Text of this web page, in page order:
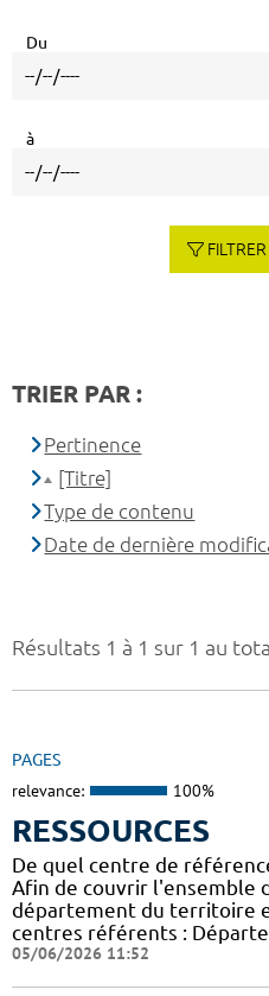
Résultats 1 à 1 sur 1 au
PAGES
relevance: 100%
RESSOURCES
De quel centre de
Afin de couvrir l'ensemble
département du territoire
centres référents :
05/06/2026 11:52
Du
à
TRIER PAR :
Pertinence
[Titre]
Type de contenu
Date de dernière